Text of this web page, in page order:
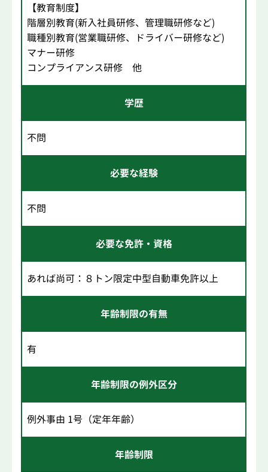
【教育制度】
階層別教育(新入社員研修、管理職研修など)
職種別教育(営業職研修、ドライバー研修など)
マナー研修
コンプライアンス研修 他
学歴
不問
必要な経験
不問
必要な免許・資格
あれば尚可：８トン限定中型自動車免許以上
年齢制限の有無
有
年齢制限の例外区分
例外事由 1号（定年年齢）
年齢制限